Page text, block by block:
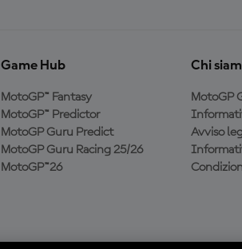
Game Hub
MotoGP™ Fantasy
MotoGP™ Predictor
MotoGP Guru Predict
MotoGP Guru Racing 25/26
MotoGP™26
Chi
MotoGP
Avviso